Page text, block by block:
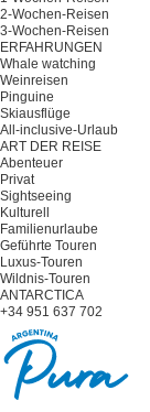
2-Wochen-Reisen
3-Wochen-Reisen
ERFAHRUNGEN
Whale watching
Weinreisen
Pinguine
Skiausflüge
All-inclusive-Urlaub
ART DER REISE
Abenteuer
Privat
Sightseeing
Kulturell
Familienurlaube
Geführte Touren
Luxus-Touren
Wildnis-Touren
ANTARCTICA
+34 951 637 702